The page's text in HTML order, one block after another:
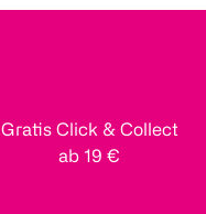
Gratis Click & Collect
ab 19 €